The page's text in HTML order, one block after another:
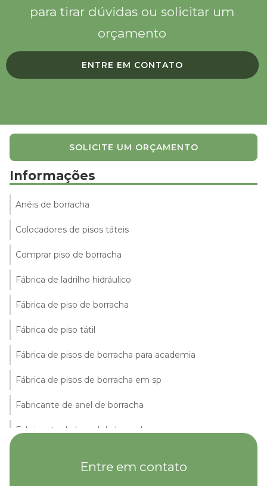
para tirar dúvidas ou solicitar um
orçamento
ENTRE EM CONTATO
SOLICITE UM ORÇAMENTO
Informações
Anéis de borracha
Colocadores de pisos táteis
Comprar piso de borracha
Fábrica de ladrilho hidráulico
Fábrica de piso de borracha
Fábrica de piso tátil
Fábrica de pisos de borracha para academia
Fábrica de pisos de borracha em sp
Fabricante de anel de borracha
Fabricante de lençol de borracha
Entre em contato